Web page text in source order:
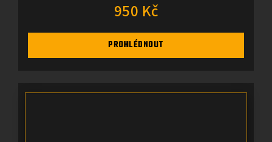
950 Kč
PROHLÉDNOUT